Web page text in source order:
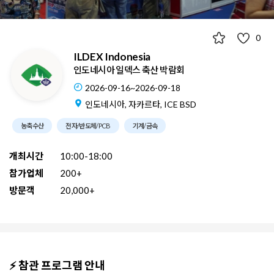
0
ILDEX Indonesia
인도네시아 일덱스 축산 박람회
2026-09-16~2026-09-18
인도네시아, 자카르타, ICE BSD
농축수산 전자/반도체/PCB 기계/금속
개최시간
10:00-18:00
참가업체
200+
방문객
20,000+
⚡ 참관 프로그램 안내